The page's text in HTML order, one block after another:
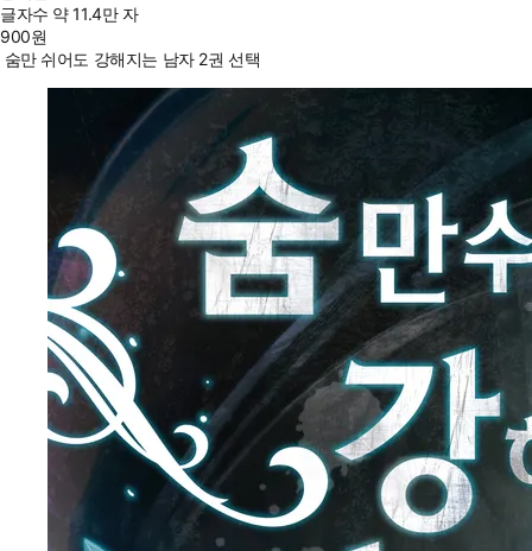
글자수 약 11.4만 자
900원
숨만 쉬어도 강해지는 남자 2권 선택